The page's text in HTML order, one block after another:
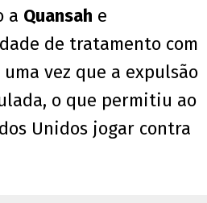
a Quansah e
de tratamento com
vez que a expulsão
o que permitiu ao
Unidos jogar contra